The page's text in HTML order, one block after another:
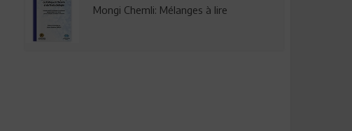
Mongi Chemli: Mélanges à lire